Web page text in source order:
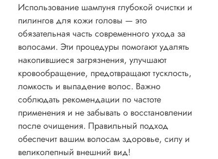
Использование шампуня глубокой очистки и
пилингов для кожи головы — это
обязательная часть современного ухода за
волосами. Эти процедуры помогают удалять
накопившиеся загрязнения, улучшают
кровообращение, предотвращают тусклость,
ломкость и выпадение волос. Важно
соблюдать рекомендации по частоте
применения и не забывать о восстановлении
после очищения. Правильный подход
обеспечит вашим волосам здоровье, силу и
великолепный внешний вид!